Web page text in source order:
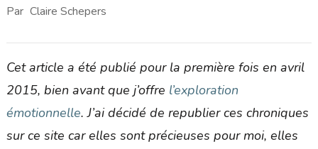
Par Claire Schepers
Cet article a été publié pour la première fois en avril
2015, bien avant que j’offre l’exploration
émotionnelle. J’ai décidé de republier ces chroniques
sur ce site car elles sont précieuses pour moi, elles